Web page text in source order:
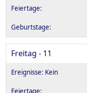
Freitag - 11